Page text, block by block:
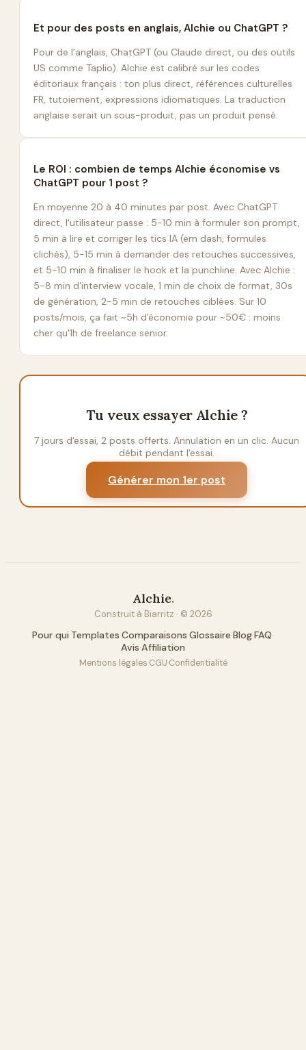
Et pour des posts en anglais, Alchie ou ChatGPT ?
Pour de l'anglais, ChatGPT (ou Claude direct, ou des outils
US comme Taplio). Alchie est calibré sur les codes
éditoriaux français : ton plus direct, références culturelles
FR, tutoiement, expressions idiomatiques. La traduction
anglaise serait un sous-produit, pas un produit pensé.
Le ROI : combien de temps Alchie économise vs
ChatGPT pour 1 post ?
En moyenne 20 à 40 minutes par post. Avec ChatGPT
direct, l'utilisateur passe : 5-10 min à formuler son prompt,
5 min à lire et corriger les tics IA (em dash, formules
clichés), 5-15 min à demander des retouches successives,
et 5-10 min à finaliser le hook et la punchline. Avec Alchie :
5-8 min d'interview vocale, 1 min de choix de format, 30s
de génération, 2-5 min de retouches ciblées. Sur 10
posts/mois, ça fait ~5h d'économie pour ~50€ : moins
cher qu'1h de freelance senior.
Tu veux essayer Alchie ?
7 jours d'essai, 2 posts offerts. Annulation en un clic. Aucun
débit pendant l'essai.
Générer mon 1er post
Alchie.
Construit à Biarritz · © 2026
Pour qui·Templates·Comparaisons·Glossaire·Blog·FAQ·
Avis·Affiliation
Mentions légales·CGU·Confidentialité